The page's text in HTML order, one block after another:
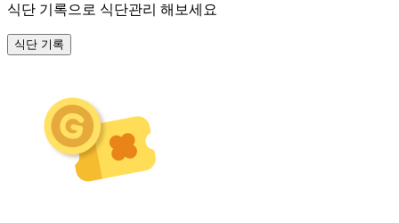
식단 기록으로 식단관리 해보세요
식단 기록